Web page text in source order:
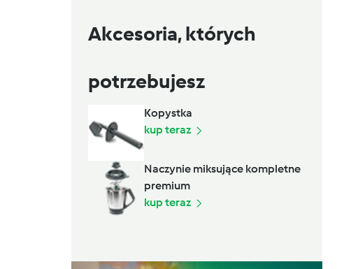
Akcesoria, których
potrzebujesz
Kopystka
kup teraz
Naczynie miksujące kompletne
premium
kup teraz